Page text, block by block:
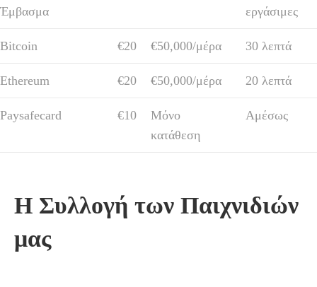
Έμβασμα
εργάσιμες
Bitcoin €20 €50,000/μέρα 30 λεπτά
Ethereum €20 €50,000/μέρα 20 λεπτά
Paysafecard €10
Μόνο
κατάθεση
Αμέσως
Η Συλλογή των Παιχνιδιών
μας